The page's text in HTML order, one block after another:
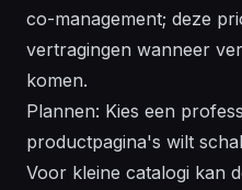
co-management; deze
vertragingen wanneer
komen.
Plannen: Kies een
productpagina's wilt
Voor kleine catalogi kan